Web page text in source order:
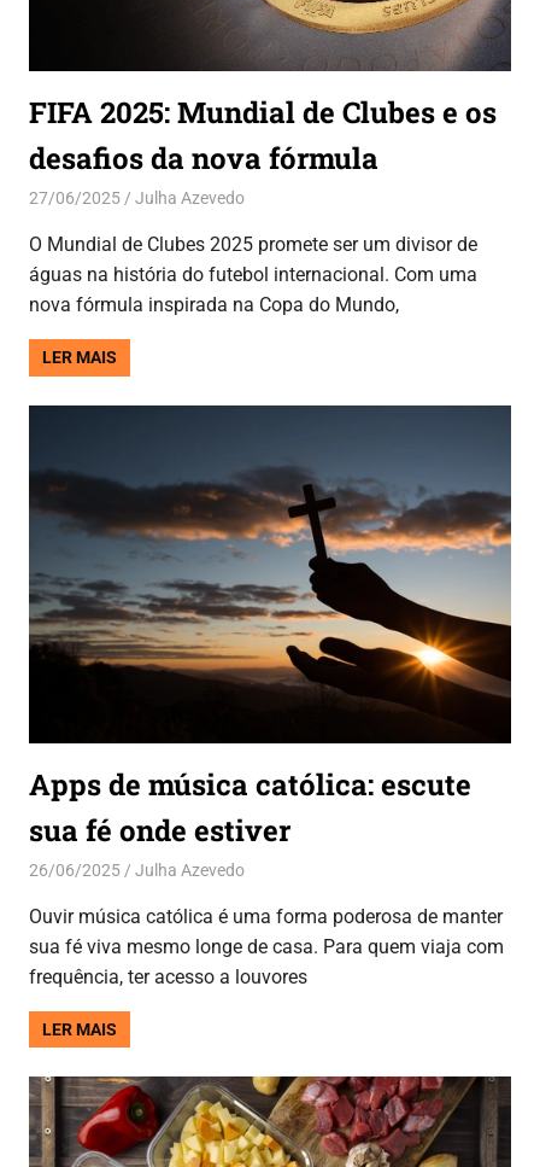
FIFA 2025: Mundial de Clubes e os
desafios da nova fórmula
27/06/2025 Julha AzevedoEsporte
O Mundial de Clubes 2025 promete ser um divisor de
águas na história do futebol internacional. Com uma
nova fórmula inspirada na Copa do Mundo,
LER MAIS
Apps de música católica: escute
sua fé onde estiver
26/06/2025 Julha AzevedoAplicativos
Ouvir música católica é uma forma poderosa de manter
sua fé viva mesmo longe de casa. Para quem viaja com
frequência, ter acesso a louvores
LER MAIS